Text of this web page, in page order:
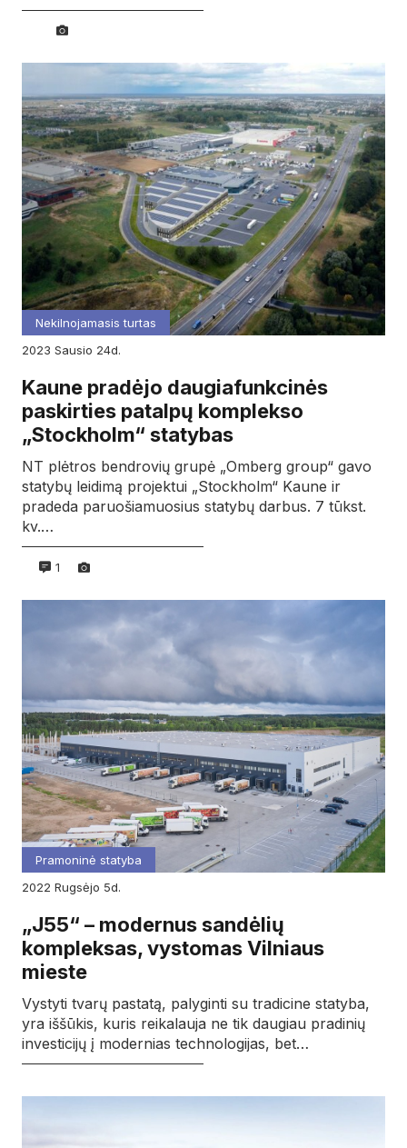
Nekilnojamasis turtas
2023
sausio 24d.
Kaune pradėjo daugiafunkcinės
paskirties patalpų komplekso
„Stockholm“ statybas
NT plėtros bendrovių grupė „Omberg group“ gavo
statybų leidimą projektui „Stockholm“ Kaune ir
pradeda paruošiamuosius statybų darbus. 7 tūkst.
kv.…
1
Pramoninė statyba
2022
rugsėjo 5d.
„J55“ – modernus sandėlių
kompleksas, vystomas Vilniaus
mieste
Vystyti tvarų pastatą, palyginti su tradicine statyba,
yra iššūkis, kuris reikalauja ne tik daugiau pradinių
investicijų į modernias technologijas, bet…